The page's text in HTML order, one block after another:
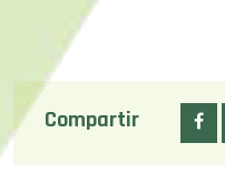
Compartir